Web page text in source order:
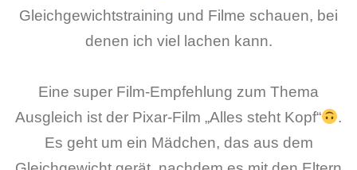
Gleichgewichtstraining und Filme schauen, bei
denen ich viel lachen kann.
Eine super Film-Empfehlung zum Thema
Ausgleich ist der Pixar-Film „Alles steht Kopf“
.
Es geht um ein Mädchen, das aus dem